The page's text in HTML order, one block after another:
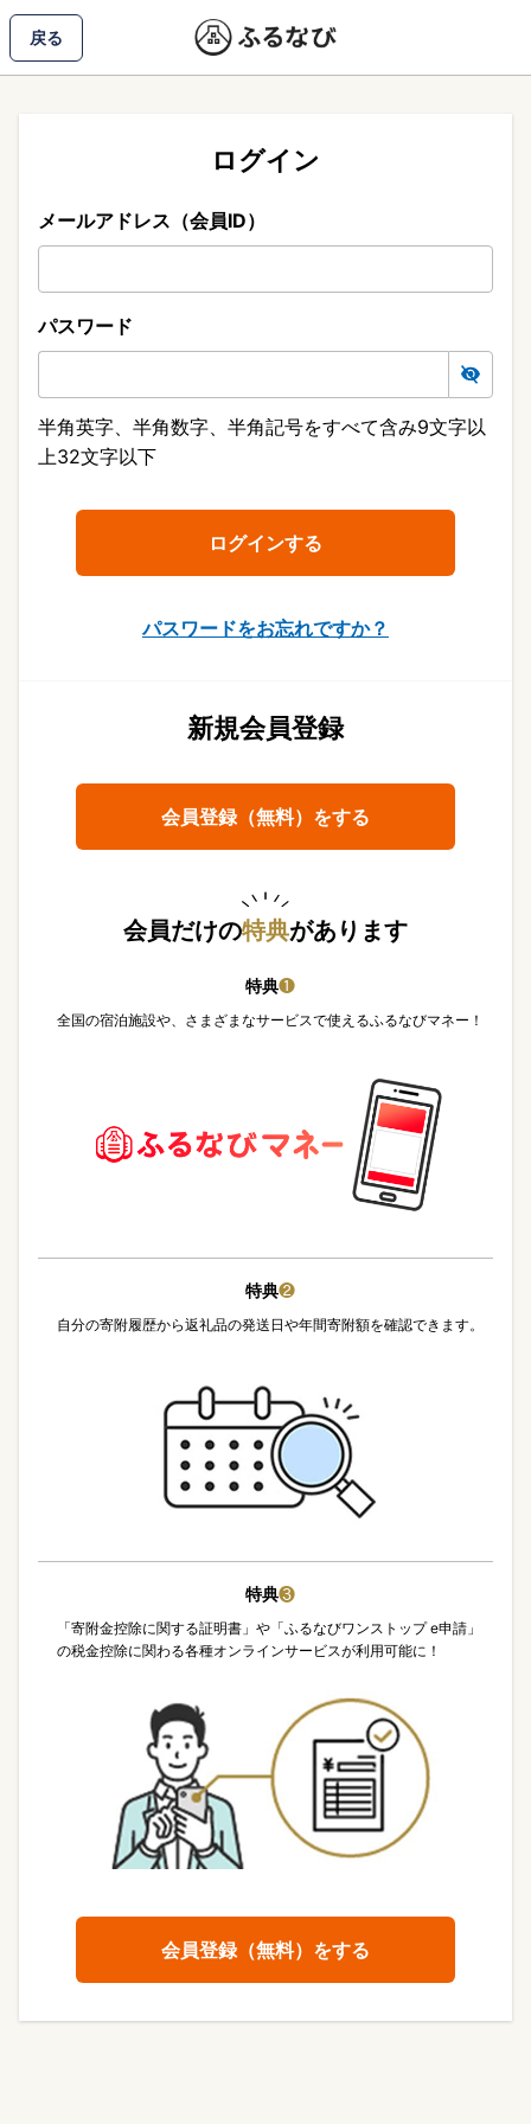
戻る
ログイン
メールアドレス（会員ID）
パスワード
半角英字、半角数字、半角記号をすべて含み9文字以
上32文字以下
パスワードをお忘れですか？
新規会員登録
会員登録（無料）をする
会員だけの特典があります
特典❶
全国の宿泊施設や、さまざまなサービスで使えるふるなびマネー！
特典❷
自分の寄附履歴から返礼品の発送日や年間寄附額を確認できます。
特典❸
「寄附金控除に関する証明書」や「ふるなびワンストップ e申請」
の税金控除に関わる各種オンラインサービスが利用可能に！
会員登録（無料）をする